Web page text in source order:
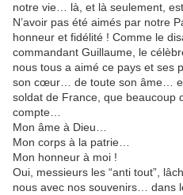
notre vie… là, et là seulement,
N’avoir pas été aimés par notre
honneur et fidélité ! Comme le
commandant Guillaume, le
nous tous a aimé ce pays et ses
son cœur… de toute son âme…
soldat de France, que beaucoup
compte…
Mon âme à Dieu…
Mon corps à la patrie…
Mon honneur à moi !
Oui, messieurs les “anti tout”,
nous avec nos souvenirs… dans